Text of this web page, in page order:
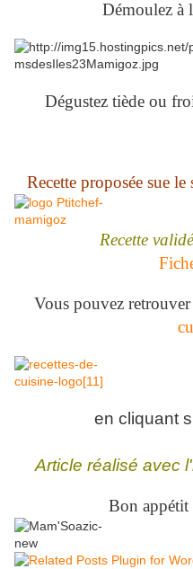
Démoulez à
Dégustez tiède ou
Recette proposée sue le
Recette
Vous pouvez retrouver
en cliquant
Article réalisé avec
Bon appétit